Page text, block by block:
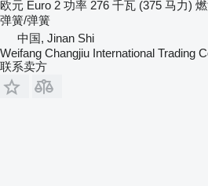
欧元 Euro 2 功率 276 千瓦 (375 马力)
弹簧/弹簧
中国, Jinan Shi
Weifang Changjiu International Trading
联系卖方